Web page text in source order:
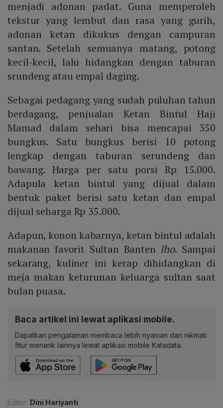
menjadi adonan padat. Guna memperoleh
tekstur yang lembut dan rasa yang gurih,
adonan ketan dikukus dengan campuran
santan. Setelah semuanya matang, potong
kecil-kecil, lalu hidangkan dengan taburan
srundeng atau empal daging.
Sebagai pedagang yang sudah puluhan tahun
berdagang, penjualan Ketan Bintul Haji
Mamad dalam sehari bisa mencapai 350
bungkus. Satu bungkus berisi 10 potong
lengkap dengan taburan serundeng dan
bawang. Harga per satu porsi Rp 15.000.
Adapula ketan bintul yang dijual dalam
bentuk paket berisi satu ketan dan empal
dijual seharga Rp 35.000.
Adapun, konon kabarnya, ketan bintul adalah
makanan favorit Sultan Banten lho. Sampai
sekarang, kuliner ini kerap dihidangkan di
meja makan keturunan keluarga sultan saat
bulan puasa.
Baca artikel ini lewat aplikasi mobile.
Dapatkan pengalaman membaca lebih nyaman dan nikmati
fitur menarik lainnya lewat aplikasi mobile Katadata.
Editor: Dini Hariyanti